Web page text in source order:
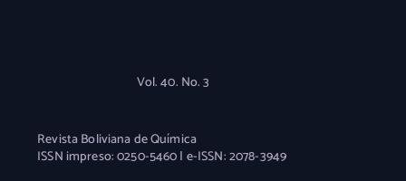
Vol. 40. No. 3
Revista Boliviana de Química
ISSN impreso: 0250-5460 | e-ISSN: 2078-3949